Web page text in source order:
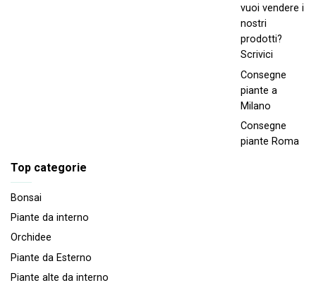
vuoi vendere i
nostri
prodotti?
Scrivici
Consegne
piante a
Milano
Consegne
piante Roma
Top categorie
Bonsai
Piante da interno
Orchidee
Piante da Esterno
Piante alte da interno